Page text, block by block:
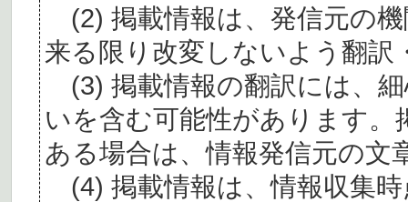
(2) 掲載情報は、発信元の
来る限り改変しないよう翻訳
(3) 掲載情報の翻訳には、
いを含む可能性があります。
ある場合は、情報発信元の文
(4) 掲載情報は、情報収集